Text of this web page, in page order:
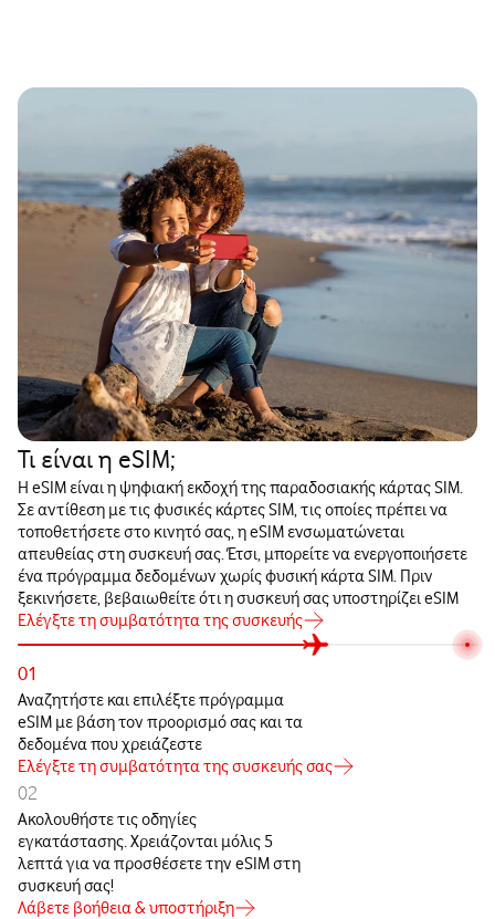
Τι είναι η eSIM;
Η eSIM είναι η ψηφιακή εκδοχή της παραδοσιακής κάρτας SIM.
Σε αντίθεση με τις φυσικές κάρτες SIM, τις οποίες πρέπει να
τοποθετήσετε στο κινητό σας, η eSIM ενσωματώνεται
απευθείας στη συσκευή σας. Έτσι, μπορείτε να ενεργοποιήσετε
ένα πρόγραμμα δεδομένων χωρίς φυσική κάρτα SIM. Πριν
ξεκινήσετε, βεβαιωθείτε ότι η συσκευή σας υποστηρίζει eSIM
Ελέγξτε τη συμβατότητα της συσκευής
01
Αναζητήστε και επιλέξτε πρόγραμμα
eSIM με βάση τον προορισμό σας και τα
δεδομένα που χρειάζεστε
Ελέγξτε τη συμβατότητα της συσκευής σας
02
Ακολουθήστε τις οδηγίες
εγκατάστασης. Χρειάζονται μόλις 5
λεπτά για να προσθέσετε την eSIM στη
συσκευή σας!
Λάβετε βοήθεια & υποστήριξη